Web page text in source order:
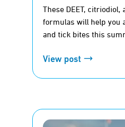
These DEET, citriodiol,
formulas will help you
and tick bites this
View post